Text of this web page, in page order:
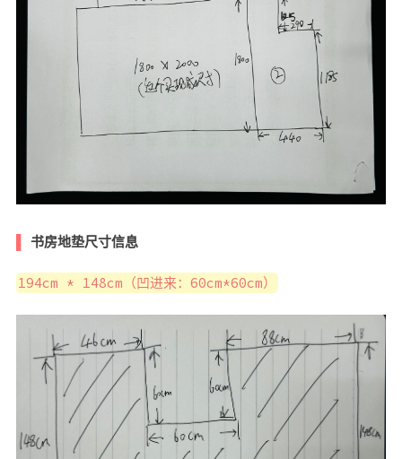
书房地垫尺寸信息
194cm * 148cm（凹进来：60cm*60cm）